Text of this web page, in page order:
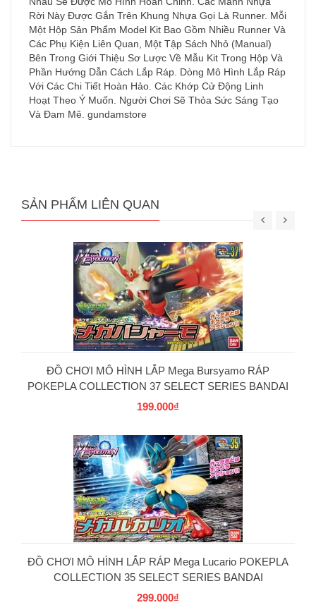
Rời Này Được Gắn Trên Khung Nhựa Gọi Là Runner. Mỗi
Một Hộp Sản Phẩm Model Kit Bao Gồm Nhiều Runner Và
Các Phụ Kiện Liên Quan, Một Tập Sách Nhỏ (Manual)
Bên Trong Giới Thiệu Sơ Lược Về Mẫu Kit Trong Hộp Và
Phần Hướng Dẫn Cách Lắp Ráp. Dòng Mô Hình Lắp Ráp
Với Các Chi Tiết Hoàn Hảo. Các Khớp Cử Động Linh
Hoạt Theo Ý Muốn. Người Chơi Sẽ Thỏa Sức Sáng Tạo
Và Đam Mê. gundamstore
SẢN PHẨM LIÊN QUAN
ĐỒ CHƠI MÔ HÌNH LẮP Mega Bursyamo RÁP
POKEPLA COLLECTION 37 SELECT SERIES BANDAI
199.000₫
ĐỒ CHƠI MÔ HÌNH LẮP RÁP Mega Lucario POKEPLA
COLLECTION 35 SELECT SERIES BANDAI
299.000₫